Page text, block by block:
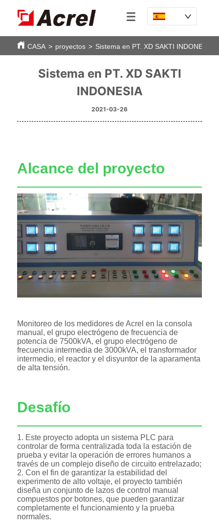
CASA > proyectos > Sistema en PT. XD SAKTI INDONESIA
Sistema en PT. XD SAKTI
INDONESIA
2021-03-26